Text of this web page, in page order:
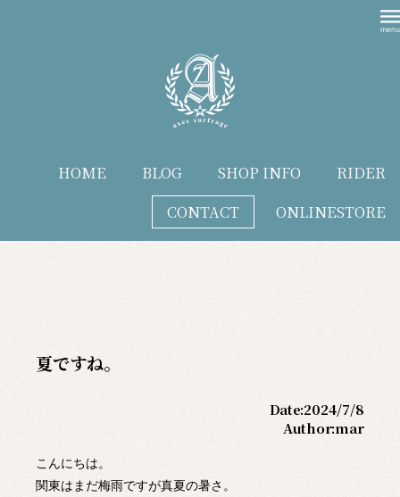
HOME BLOG SHOP INFO
RIDER
CONTACT
ONLINESTORE
夏ですね。
Date:2024/7/8
Author:mar
こんにちは。
関東はまだ梅雨ですが真夏の暑さ。